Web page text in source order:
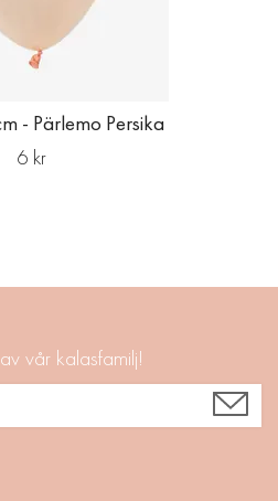
- Pärlemo Persika
6 kr
vår kalasfamilj!